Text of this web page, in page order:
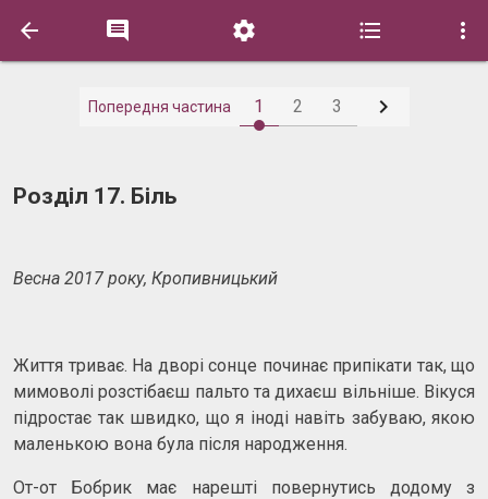
    
Попередня частина 1 2 3 
Розділ 17. Біль
Весна 2017 року, Кропивницький
Життя триває. На дворі сонце починає припікати так, що
мимоволі розстібаєш пальто та дихаєш вільніше. Вікуся
підростає так швидко, що я іноді навіть забуваю, якою
маленькою вона була після народження.
От-от Бобрик має нарешті повернутись додому з